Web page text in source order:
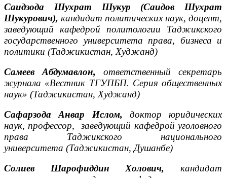
Саидзода Шухрат Шукур (Саидов Шухрат
Шукурович),кандидат политических наук, доцент,
заведующий кафедрой политологии Таджикского
государственного университета права, бизнеса и
политики (Таджикистан, Худжанд)
Самеев Абдумавлон,ответственный секретарь
журнала «Вестник ТГУПБП. Серия общественных
наук» (Таджикистан, Худжанд)
Сафарзода Анвар Ислом, доктор юридических
наук, профессор, заведующий кафедрой уголовного
права Таджикского национального
университета (Таджикистан, Душанбе)
Солиев Шарофиддин Холович,кандидат